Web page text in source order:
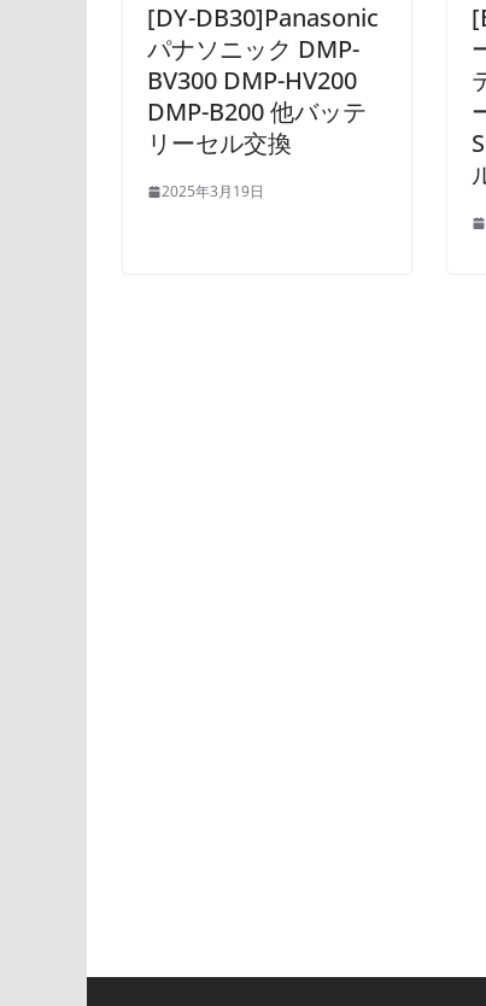
[DY-DB30]Panasonic
パナソニック DMP-
BV300 DMP-HV200
DMP-B200 他バッテ
リーセル交換
2025年3月19日